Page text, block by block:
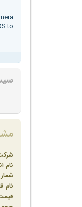
to
نام
نام